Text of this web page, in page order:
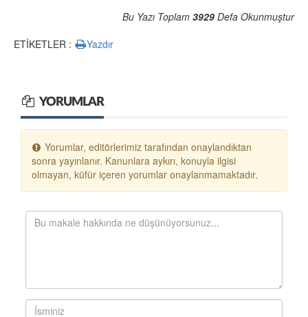
Bu Yazı Toplam 3929 Defa Okunmuştur
ETİKETLER :
Yazdır
YORUMLAR
Yorumlar, editörlerimiz tarafından onaylandıktan
sonra yayınlanır. Kanunlara aykırı, konuyla ilgisi
olmayan, küfür içeren yorumlar onaylanmamaktadır.